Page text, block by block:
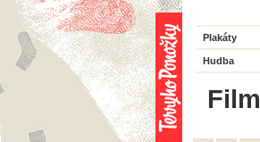
Plakáty
Hudba